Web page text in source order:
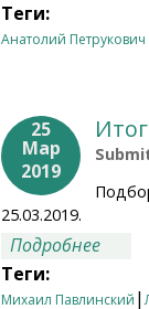
Теги:
Анатолий Петрукович
25
Мар
2019
25.03.2019.
Подробнее
Теги:
Михаил Павлинский |